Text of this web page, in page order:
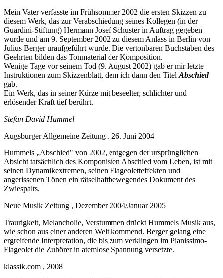
Mein Vater verfasste im Frühsommer 2002 die ersten Skizzen zu
diesem Werk, das zur Verabschiedung seines Kollegen (in der
Guardini-Stiftung) Hermann Josef Schuster in Auftrag gegeben
wurde und am 9. September 2002 zu diesem Anlass in Berlin von
Julius Berger uraufgeführt wurde. Die vertonbaren Buchstaben des
Geehrten bilden das Tonmaterial der Komposition.
Wenige Tage vor seinem Tod (9. August 2002) gab er mir letzte
Instruktionen zum Skizzenblatt, dem ich dann den Titel Abschied
gab.
Ein Werk, das in seiner Kürze mit beseelter, schlichter und
erlösender Kraft tief berührt.
Stefan David Hummel
Augsburger Allgemeine Zeitung , 26. Juni 2004
Hummels „Abschied" von 2002, entgegen der ursprünglichen
Absicht tatsächlich des Komponisten Abschied vom Leben, ist mit
seinen Dynamikextremen, seinen Flageoletteffekten und
angerissenen Tönen ein rätselhaftbewegendes Dokument des
Zwiespalts.
Neue Musik Zeitung , Dezember 2004/Januar 2005
Traurigkeit, Melancholie, Verstummen drückt Hummels Musik aus,
wie schon aus einer anderen Welt kommend. Berger gelang eine
ergreifende Interpretation, die bis zum verklingen im Pianissimo-
Flageolet die Zuhörer in atemlose Spannung versetzte.
klassik.com , 2008